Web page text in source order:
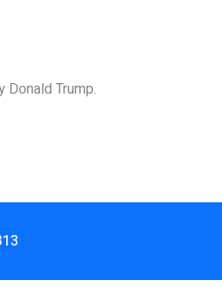
Donald Trump.